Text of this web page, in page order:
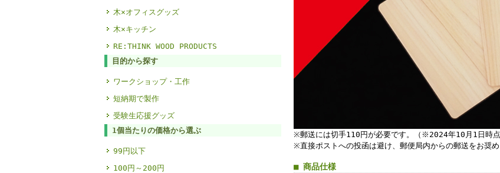
木×オフィスグッズ
木×キッチン
RE:THINK WOOD PRODUCTS
目的から探す
ワークショップ・工作
短納期で製作
受験生応援グッズ
1個当たりの価格から選ぶ
99円以下
100円～200円
※郵送には切手110円が必要です。（※2024年10月1日時点
※直接ポストへの投函は避け、郵便局内からの郵送をお奨め
■ 商品仕様